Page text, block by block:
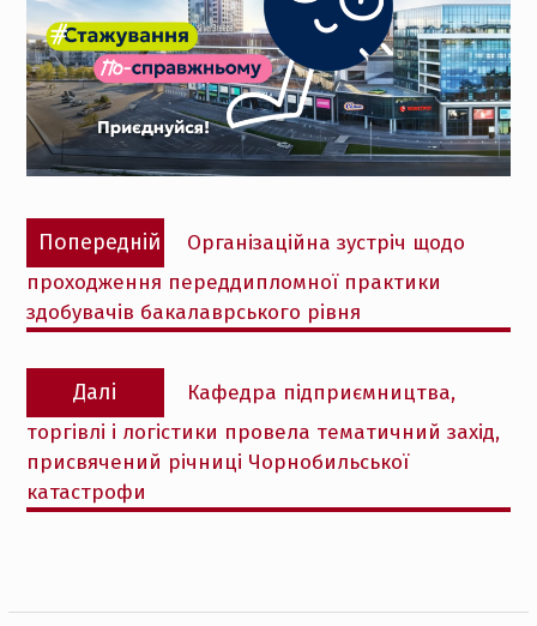
Навігація
записів
Попередній
Попередній
запис:
Організаційна зустріч щодо
проходження переддипломної практики
здобувачів бакалаврського рівня
Далі
Наступний
запис:
Кафедра підприємництва,
торгівлі і логістики провела тематичний захід,
присвячений річниці Чорнобильської
катастрофи